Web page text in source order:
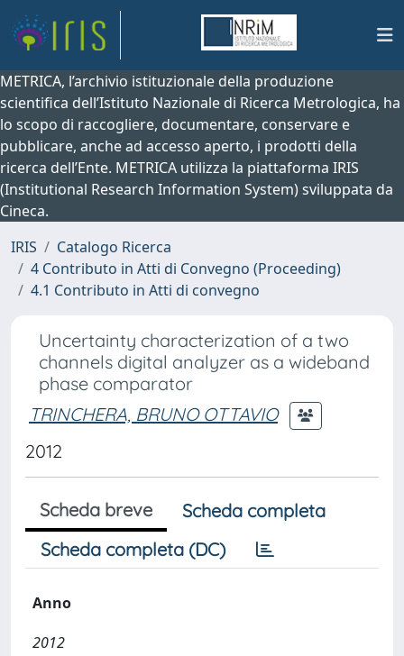
METRICA, l’archivio istituzionale della produzione
scientifica dell’Istituto Nazionale di Ricerca Metrologica, ha
lo scopo di raccogliere, documentare, conservare e
pubblicare, anche ad accesso aperto, i prodotti della
ricerca dell’Ente. METRICA utilizza la piattaforma IRIS
(Institutional Research Information System) sviluppata da
Cineca.
IRIS
Catalogo Ricerca
4 Contributo in Atti di Convegno (Proceeding)
4.1 Contributo in Atti di convegno
Uncertainty characterization of a two
channels digital analyzer as a wideband
phase comparator
TRINCHERA, BRUNO OTTAVIO
2012
Scheda breve
Scheda completa
Scheda completa (DC)
Anno
2012